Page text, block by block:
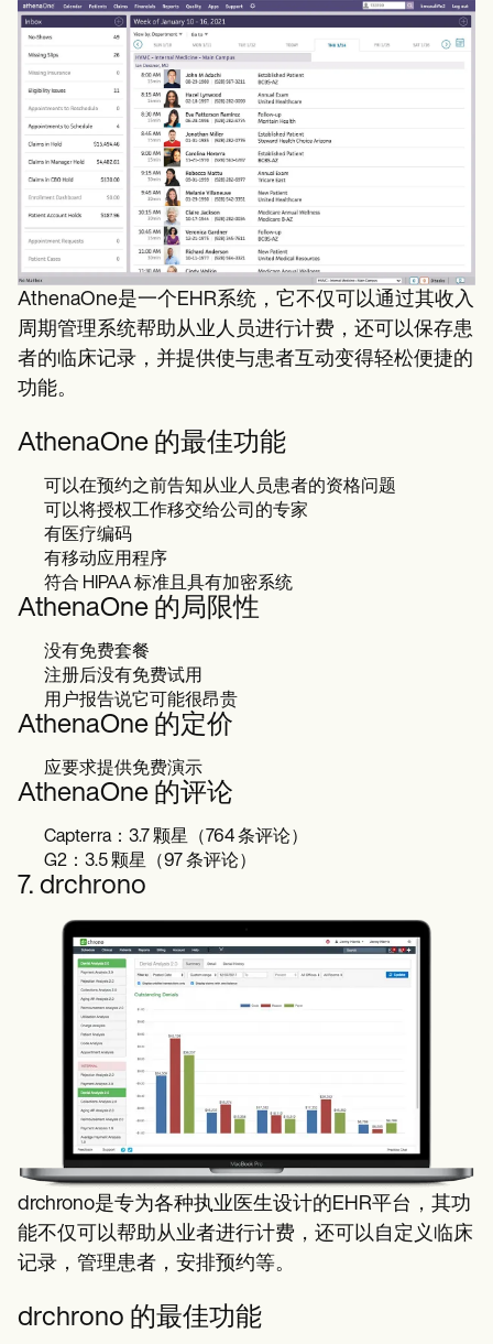
AthenaOne是一个EHR系统，它不仅可以通过其收入
周期管理系统帮助从业人员进行计费，还可以保存患
者的临床记录，并提供使与患者互动变得轻松便捷的
功能。
AthenaOne 的最佳功能
可以在预约之前告知从业人员患者的资格问题
可以将授权工作移交给公司的专家
有医疗编码
有移动应用程序
符合 HIPAA 标准且具有加密系统
AthenaOne 的局限性
没有免费套餐
注册后没有免费试用
用户报告说它可能很昂贵
AthenaOne 的定价
应要求提供免费演示
AthenaOne 的评论
Capterra：3.7 颗星（764 条评论）
G2：3.5 颗星（97 条评论）
7. drchrono
drchrono是专为各种执业医生设计的EHR平台，其功
能不仅可以帮助从业者进行计费，还可以自定义临床
记录，管理患者，安排预约等。
drchrono 的最佳功能